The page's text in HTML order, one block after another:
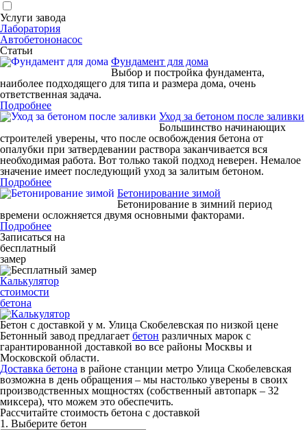
Услуги завода
Лаборатория
Автобетононасос
Статьи
Фундамент для дома
Выбор и постройка фундамента,
наиболее подходящего для типа и размера дома, очень
ответственная задача.
Подробнее
Уход за бетоном после заливки
Большинство начинающих
строителей уверены, что после освобождения бетона от
опалубки при затвердевании раствора заканчивается вся
необходимая работа. Вот только такой подход неверен. Немалое
значение имеет последующий уход за залитым бетоном.
Подробнее
Бетонирование зимой
Бетонирование в зимний период
времени осложняется двумя основными факторами.
Подробнее
Записаться на
бесплатный
замер
Калькулятор
стоимости
бетона
Бетон с доставкой у м. Улица Скобелевская по низкой цене
Бетонный завод предлагает бетон различных марок с
гарантированной доставкой во все районы Москвы и
Московской области.
Доставка бетона в районе станции метро Улица Скобелевская
возможна в день обращения – мы настолько уверены в своих
производственных мощностях (собственный автопарк – 32
миксера), что можем это обеспечить.
Рассчитайте стоимость бетона с доставкой
1. Выберите бетон